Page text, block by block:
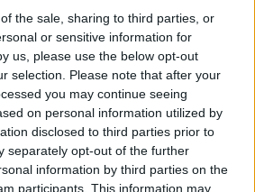
the sale, sharing to third parties, or
or sensitive information for
us, please use the below opt-out
selection. Please note that after your
you may continue seeing
on personal information utilized by
disclosed to third parties prior to
separately opt-out of the further
information by third parties on the
participants. This information may
valamelyik gardróbvásáron,
ismerősi körben,
fordíthatjuk.
ahogy telnek a hetek,
jelenik meg a polcokon!